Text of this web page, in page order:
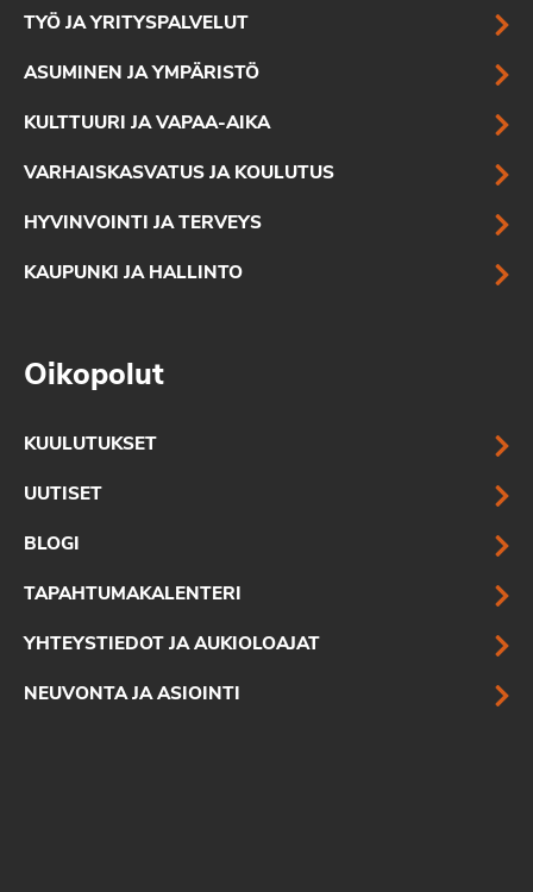
TYÖ JA YRITYSPALVELUT
ASUMINEN JA YMPÄRISTÖ
KULTTUURI JA VAPAA-AIKA
VARHAISKASVATUS JA KOULUTUS
HYVINVOINTI JA TERVEYS
KAUPUNKI JA HALLINTO
Oikopolut
KUULUTUKSET
UUTISET
BLOGI
TAPAHTUMAKALENTERI
YHTEYSTIEDOT JA AUKIOLOAJAT
NEUVONTA JA ASIOINTI